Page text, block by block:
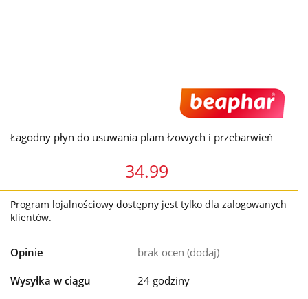
Łagodny płyn do usuwania plam łzowych i przebarwień
34.99
Program lojalnościowy dostępny jest tylko dla zalogowanych
klientów.
Opinie brak ocen (dodaj)
Wysyłka w ciągu 24 godziny